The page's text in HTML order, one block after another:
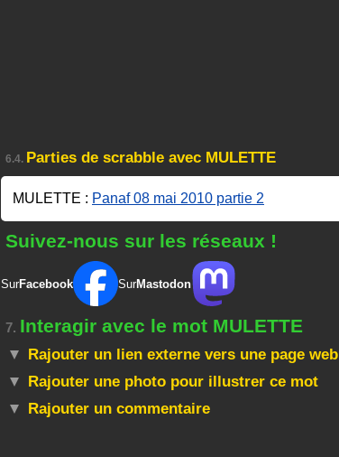
6.4. Parties de scrabble avec MULETTE
MULETTE : Panaf 08 mai 2010 partie 2
Suivez-nous sur les réseaux !
SurFacebook SurMastodon
7. Interagir avec le mot MULETTE
Rajouter un lien externe vers une page web
Rajouter une photo pour illustrer ce mot
Rajouter un commentaire